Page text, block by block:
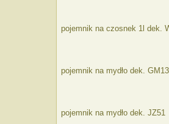
pojemnik na czosnek 1l dek.
pojemnik na mydło dek. GM13
pojemnik na mydło dek. JZ51